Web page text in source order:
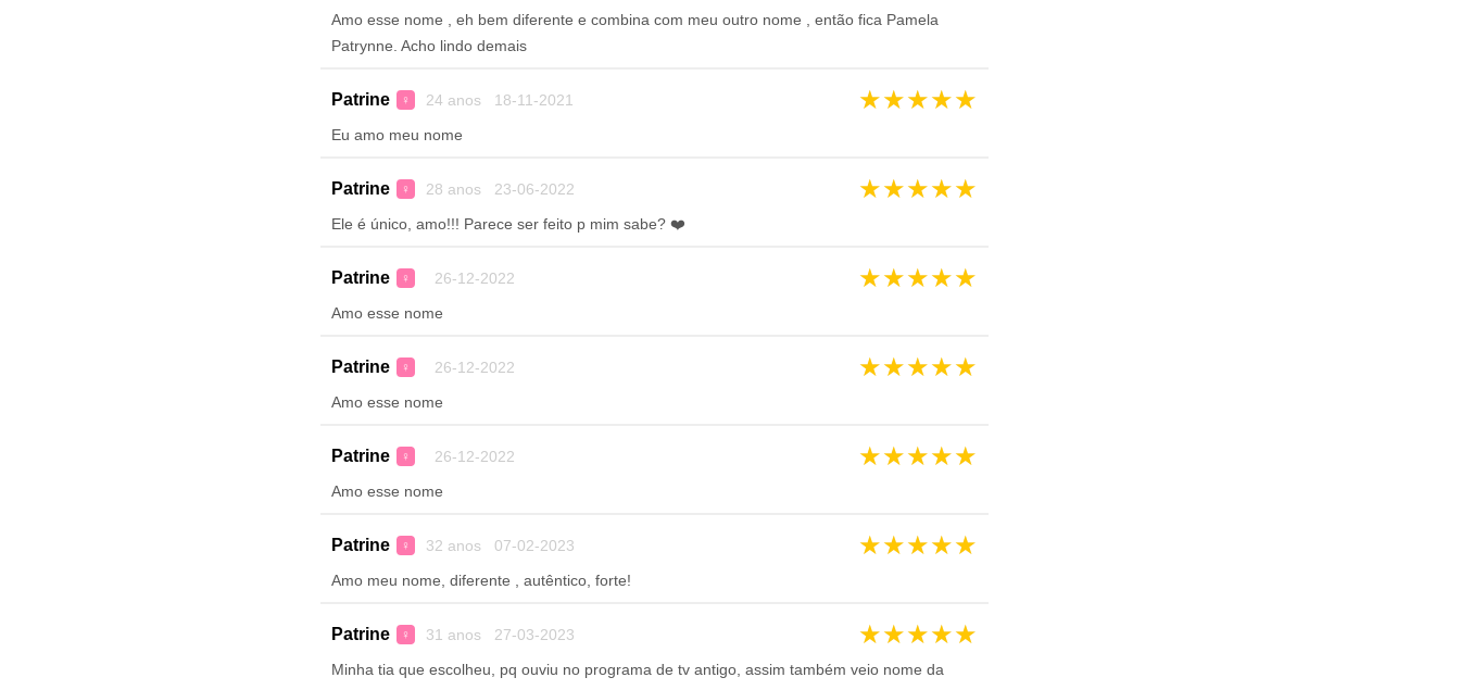
Amo esse nome , eh bem diferente e combina com meu outro nome , então fica Pamela
Patrynne. Acho lindo demais
Patrine ♀ 24 anos 18-11-2021 ★★★★★
Eu amo meu nome
Patrine ♀ 28 anos 23-06-2022 ★★★★★
Ele é único, amo!!! Parece ser feito p mim sabe? ❤️
Patrine ♀ 26-12-2022 ★★★★★
Amo esse nome
Patrine ♀ 26-12-2022 ★★★★★
Amo esse nome
Patrine ♀ 26-12-2022 ★★★★★
Amo esse nome
Patrine ♀ 32 anos 07-02-2023 ★★★★★
Amo meu nome, diferente , autêntico, forte!
Patrine ♀ 31 anos 27-03-2023 ★★★★★
Minha tia que escolheu, pq ouviu no programa de tv antigo, assim também veio nome da